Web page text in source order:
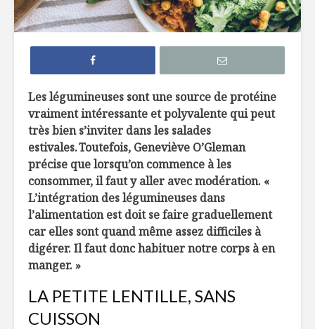
Les légumineuses sont une source de protéine
vraiment intéressante et polyvalente qui peut
très bien s’inviter dans les salades
estivales. Toutefois, Geneviève O’Gleman
précise que lorsqu’on commence à les
consommer, il faut y aller avec modération. «
L’intégration des légumineuses dans
l’alimentation est doit se faire graduellement
car elles sont quand même assez difficiles à
digérer. Il faut donc habituer notre corps à en
manger. »
LA PETITE LENTILLE, SANS
CUISSON
7 façons de
remplacer le pain
dans nos
hamburgers
TOP 10 des
meilleures
microbrasseries au
Québec à
découvrir !
Osez les flambés !
6
dans
assiette
menthe,
Belles
« Diète solaire »
avec la tomate et